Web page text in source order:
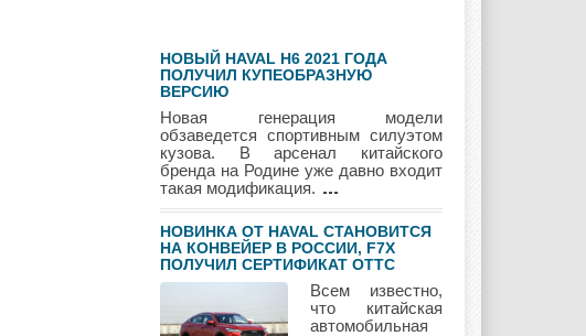
Jaguar Jeep
Lada Lamborghini Lancia
Land Rover Lifan Lexus
НОВЫЙ HAVAL H6 2021 ГОДА
ПОЛУЧИЛ КУПЕОБРАЗНУЮ
ВЕРСИЮ
Новая генерация модели
обзаведется спортивным силуэтом
кузова. В арсенал китайского
бренда на Родине уже давно входит
такая модификация.
НОВИНКА ОТ HAVAL СТАНОВИТСЯ
НА КОНВЕЙЕР В РОССИИ, F7Х
ПОЛУЧИЛ СЕРТИФИКАТ ОТТС
Всем известно,
что китайская
автомобильная